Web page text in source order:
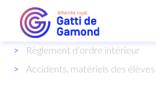
Notre enseignement
Règlement d’ordre intérieur
Accidents, matériels des élèves